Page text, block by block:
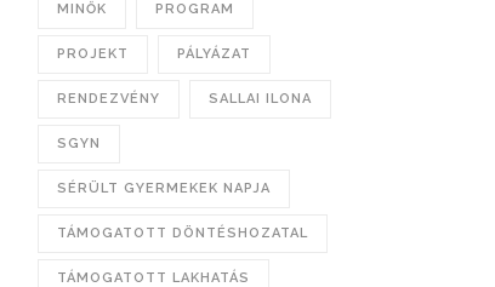
MINŐK PROGRAM
PROJEKT PÁLYÁZAT
RENDEZVÉNY SALLAI ILONA
SGYN
SÉRÜLT GYERMEKEK NAPJA
TÁMOGATOTT DÖNTÉSHOZATAL
TÁMOGATOTT LAKHATÁS